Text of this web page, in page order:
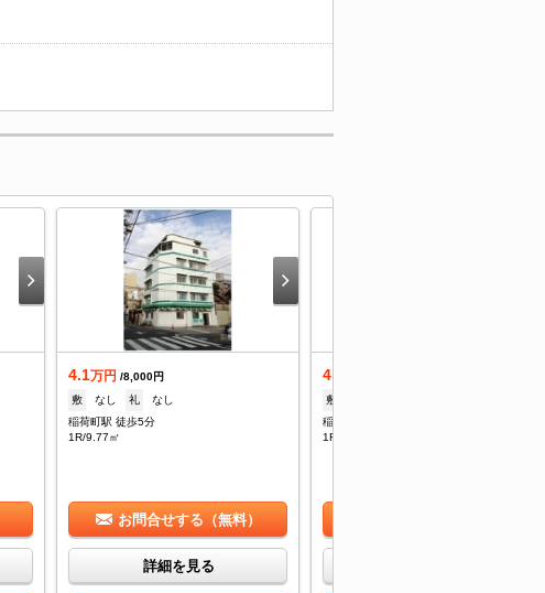
4.1万円 /8,000円
敷
なし 礼
なし
稲荷町駅 徒歩5分
1R/9.77㎡
お問合せする（無料）
詳細を見る
4.1
敷
稲荷町駅 徒歩5分
1R/9.77㎡